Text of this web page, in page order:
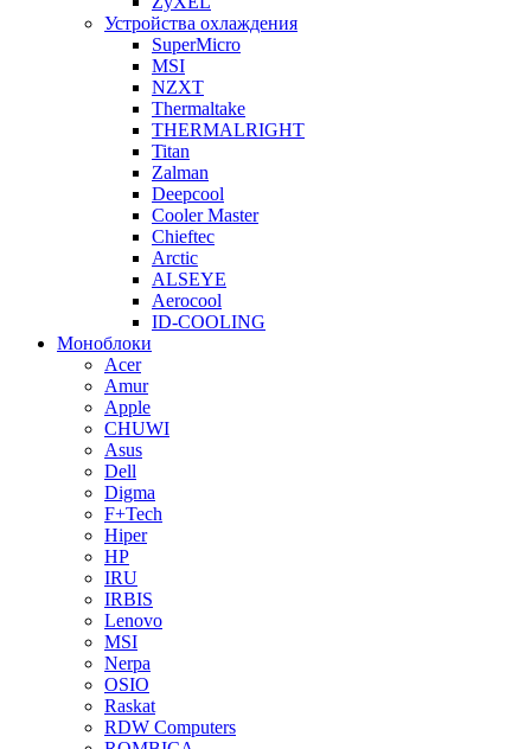
Устройства охлаждения
SuperMicro
MSI
NZXT
Thermaltake
THERMALRIGHT
Titan
Zalman
Deepcool
Cooler Master
Chieftec
Arctic
ALSEYE
Aerocool
ID-COOLING
Моноблоки
Acer
Amur
Apple
CHUWI
Asus
Dell
Digma
F+Tech
Hiper
HP
IRU
IRBIS
Lenovo
MSI
Nerpa
OSIO
Raskat
RDW Computers